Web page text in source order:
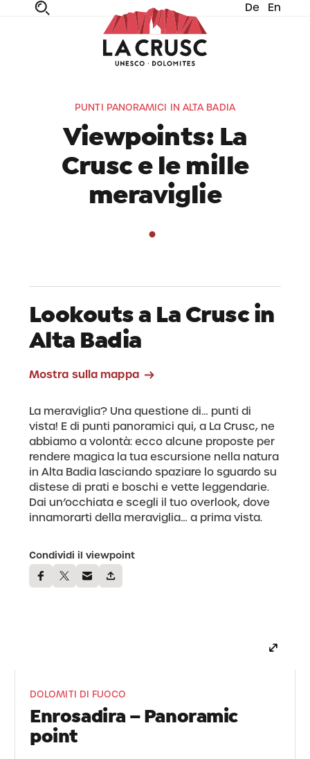
De En
PUNTI PANORAMICI IN ALTA BADIA
Viewpoints: La
Crusc e le mille
meraviglie
Lookouts a La Crusc in
Alta Badia
Mostra sulla mappa
La meraviglia? Una questione di… punti di
vista! E di punti panoramici qui, a La Crusc, ne
abbiamo a volontà: ecco alcune proposte per
rendere magica la tua escursione nella natura
in Alta Badia lasciando spaziare lo sguardo su
distese di prati e boschi e vette leggendarie.
Dai un’occhiata e scegli il tuo overlook, dove
innamorarti della meraviglia… a prima vista.
Condividi il viewpoint
DOLOMITI DI FUOCO
Enrosadira – Panoramic
point